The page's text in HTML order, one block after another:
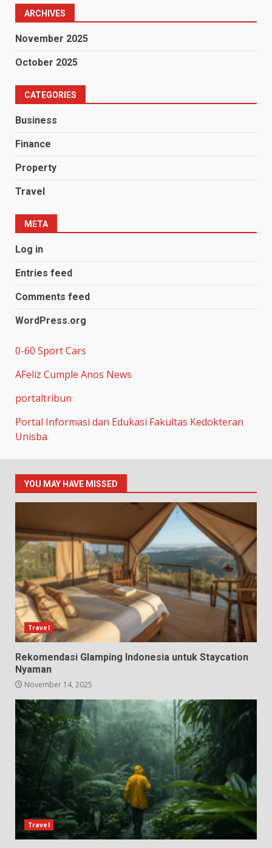
ARCHIVES
November 2025
October 2025
CATEGORIES
Business
Finance
Property
Travel
META
Log in
Entries feed
Comments feed
WordPress.org
0-60 Sport Cars
AFeliz Cumple Anos News
portaltribun
Portal Informasi dan Edukasi Fakultas Kedokteran
Unisba
YOU MAY HAVE MISSED
Travel
Rekomendasi Glamping Indonesia untuk Staycation
Nyaman
November 14, 2025
Travel